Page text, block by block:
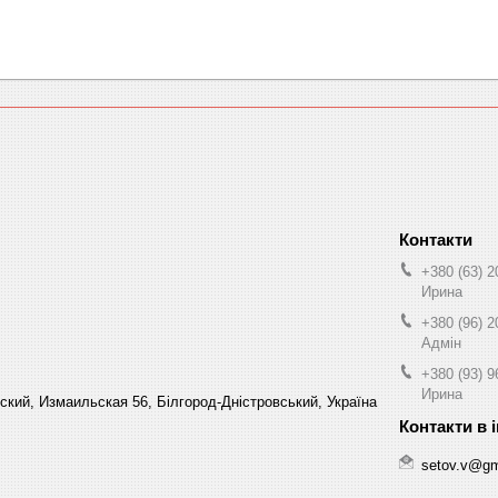
Измаильская 56, Білгород-Дністровський, Україна
+380 (63)
Ирина
+380 (96)
Адмін
+380 (93)
Ирина